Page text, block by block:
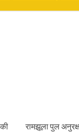
रामझूला पुल